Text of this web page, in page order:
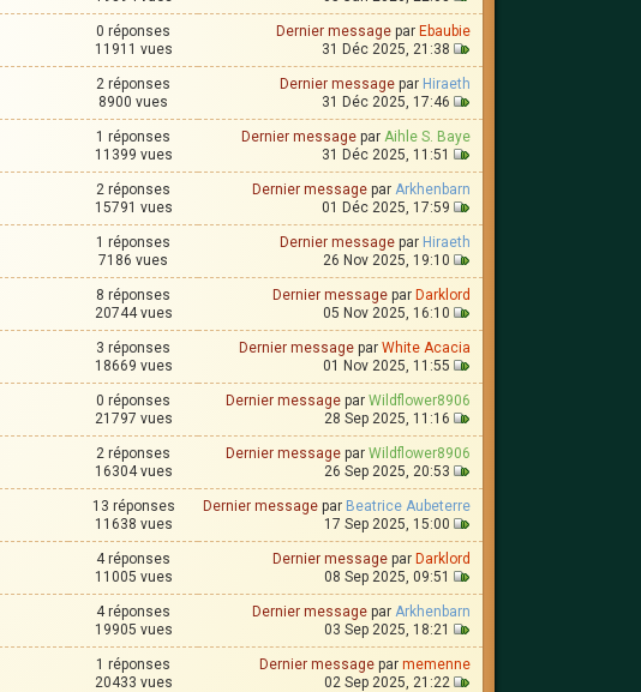
0 réponses
11911 vues
Dernier message par Ebaubie
31 Déc 2025, 21:38
2 réponses
8900 vues
Dernier message par Hiraeth
31 Déc 2025, 17:46
1 réponses
11399 vues
Dernier message par Aihle S. Baye
31 Déc 2025, 11:51
2 réponses
15791 vues
Dernier message par Arkhenbarn
01 Déc 2025, 17:59
1 réponses
7186 vues
Dernier message par Hiraeth
26 Nov 2025, 19:10
8 réponses
20744 vues
Dernier message par Darklord
05 Nov 2025, 16:10
3 réponses
18669 vues
Dernier message par White Acacia
01 Nov 2025, 11:55
0 réponses
21797 vues
Dernier message par Wildflower8906
28 Sep 2025, 11:16
2 réponses
16304 vues
Dernier message par Wildflower8906
26 Sep 2025, 20:53
13 réponses
11638 vues
Dernier message par Beatrice Aubeterre
17 Sep 2025, 15:00
4 réponses
11005 vues
Dernier message par Darklord
08 Sep 2025, 09:51
4 réponses
19905 vues
Dernier message par Arkhenbarn
03 Sep 2025, 18:21
1 réponses
20433 vues
Dernier message par memenne
02 Sep 2025, 21:22